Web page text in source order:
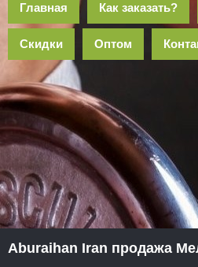
Главная Как заказать?
Скидки Оптом
Aburaihan Iran продажа